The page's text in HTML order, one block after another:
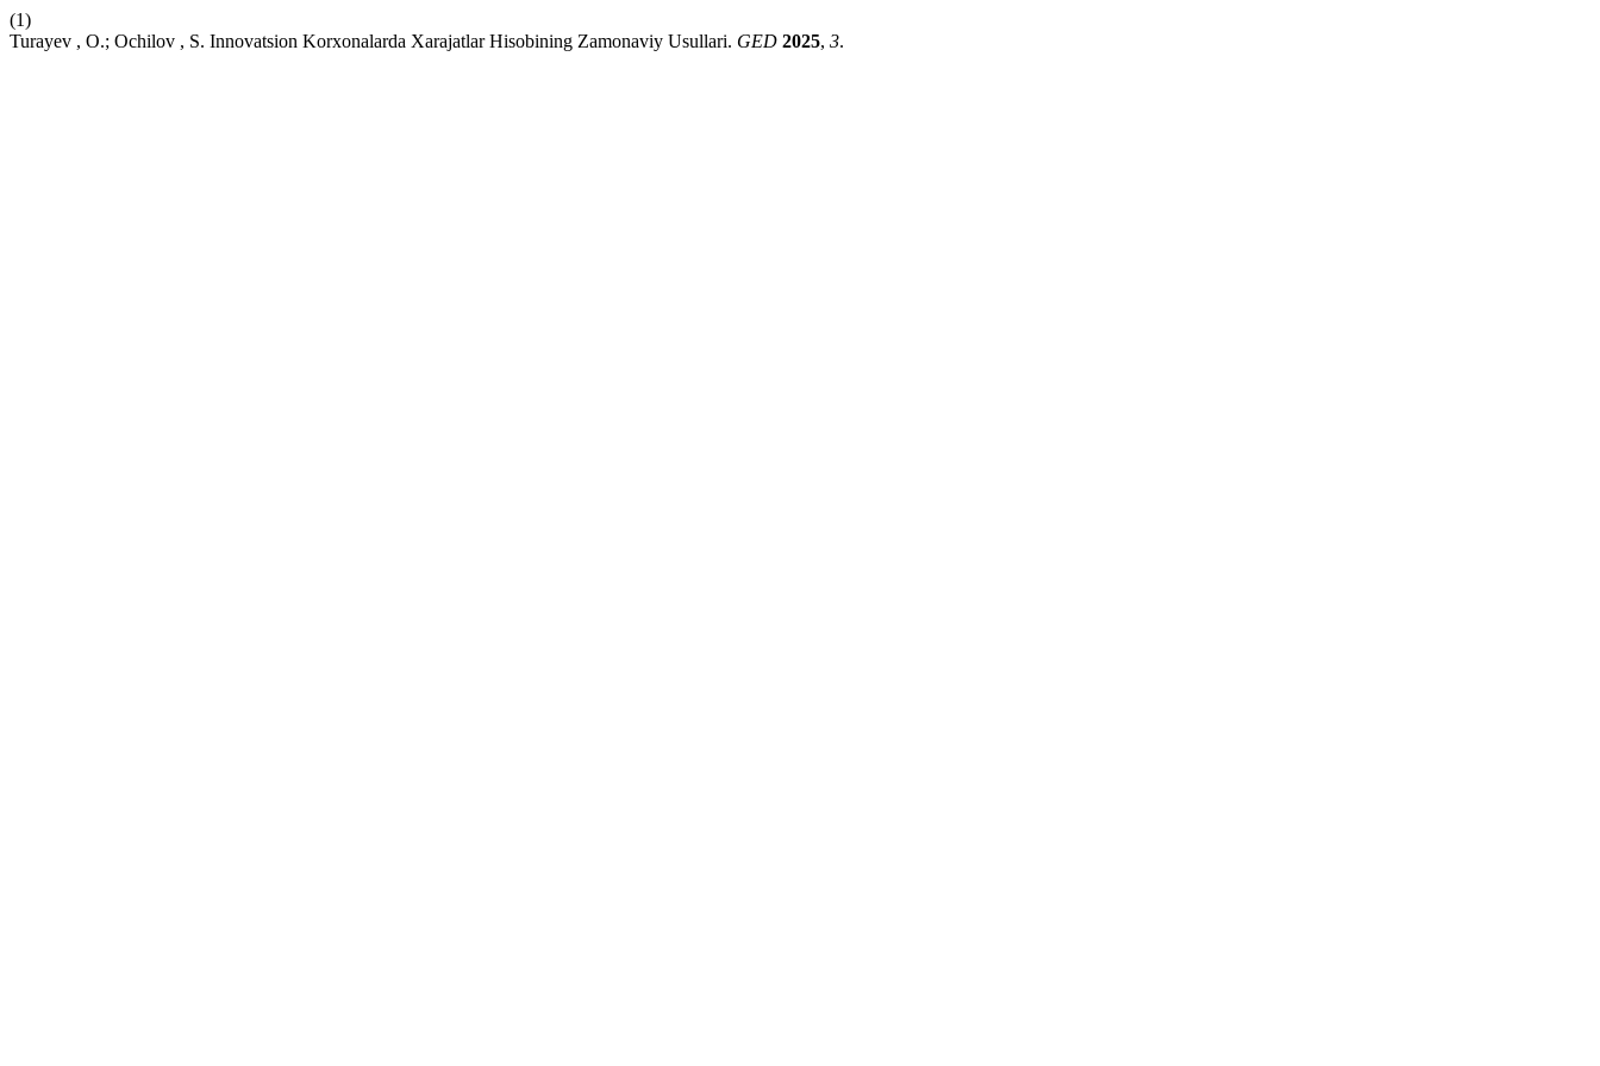
(1)
Turayev , O.; Ochilov , S. Innovatsion Korxonalarda Xarajatlar Hisobining Zamonaviy Usullari. GED 2025, 3.